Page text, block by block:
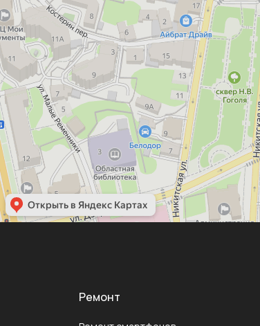
Ремонт